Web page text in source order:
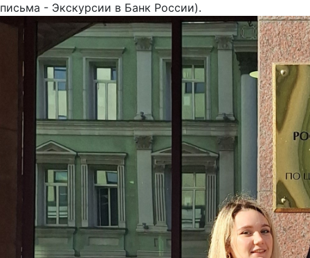
письма - Экскурсии в Банк России).